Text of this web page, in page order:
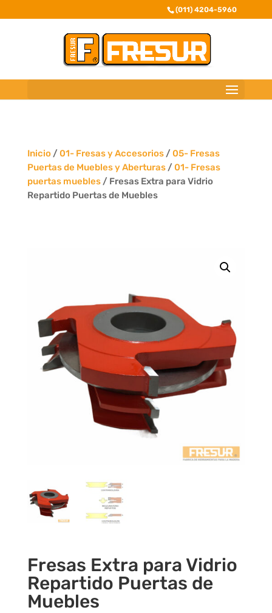
(011) 4204-5960
Inicio/ 01- Fresas y Accesorios/ 05- Fresas
Puertas de Muebles y Aberturas/ 01- Fresas
puertas muebles/ Fresas Extra para Vidrio
Repartido Puertas de Muebles
Fresas Extra para Vidrio
Repartido Puertas de
Muebles